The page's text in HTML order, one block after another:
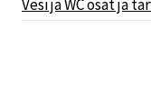
Vesi ja WC osat ja